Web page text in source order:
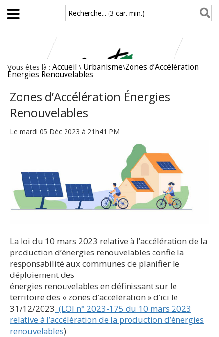
Aller au contenu principal
Recherche... (3 car. min.)
Vous êtes là : Accueil \ Urbanisme\Zones d’Accélération
Énergies Renouvelables
Zones d’Accélération Énergies
Renouvelables
Le mardi 05 Déc 2023 à 21h41 PM
La loi du 10 mars 2023 relative à l’accélération de la
production d’énergies renouvelables confie la
responsabilité aux communes de planifier le
déploiement des
énergies renouvelables en définissant sur le
territoire des « zones d’accélération » d’ici le
31/12/2023 (LOI n° 2023-175 du 10 mars 2023
relative à l’accélération de la production d’énergies
renouvelables)